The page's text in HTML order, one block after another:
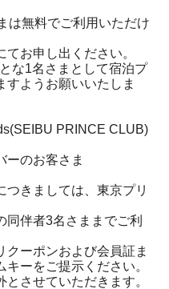
は無料でご利用いただけ
お申し出ください。
な1名さまとして宿泊プ
すようお願いいたしま
PRINCE CLUB)
ーのお客さま
つきましては、東京プリ
同伴者3名さままでご利
クーポンおよび会員証ま
ーをご提示ください。
させていただきます。